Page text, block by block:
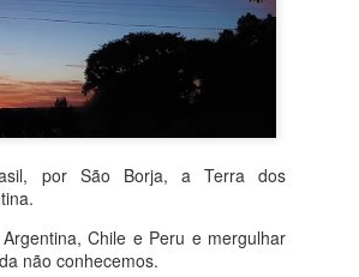
por São Borja, a Terra dos
Chile e Peru e mergulhar
não conhecemos.
começaria as 16:30 horas, como nosso
assim foi um passeio magnífico.